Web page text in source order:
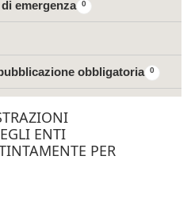
0
emergenza
0
obbligatoria
ENTI
PER